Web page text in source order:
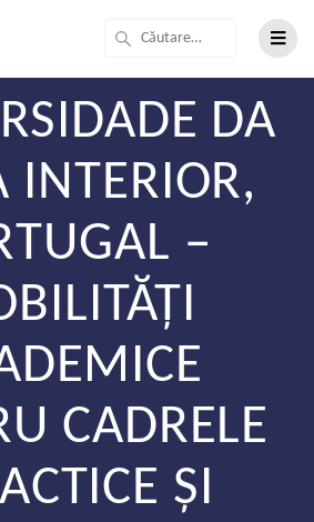
DA
INTERIOR,
–
CADRELE
ȘI